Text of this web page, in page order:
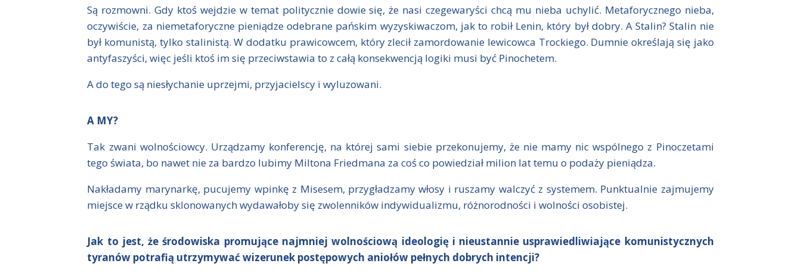
Są rozmowni. Gdy ktoś wejdzie w temat politycznie dowie się, że nasi czegewaryści chcą mu nieba uchylić. Metaforycznego nieba,
oczywiście, za niemetaforyczne pieniądze odebrane pańskim wyzyskiwaczom, jak to robił Lenin, który był dobry. A Stalin? Stalin nie
był komunistą, tylko stalinistą. W dodatku prawicowcem, który zlecił zamordowanie lewicowca Trockiego. Dumnie określają się jako
antyfaszyści, więc jeśli ktoś im się przeciwstawia to z całą konsekwencją logiki musi być Pinochetem.
A do tego są niesłychanie uprzejmi, przyjacielscy i wyluzowani.
A MY?
Tak zwani wolnościowcy. Urządzamy konferencję, na której sami siebie przekonujemy, że nie mamy nic wspólnego z Pinoczetami
tego świata, bo nawet nie za bardzo lubimy Miltona Friedmana za coś co powiedział milion lat temu o podaży pieniądza.
Nakładamy marynarkę, pucujemy wpinkę z Misesem, przygładzamy włosy i ruszamy walczyć z systemem. Punktualnie zajmujemy
miejsce w rządku sklonowanych wydawałoby się zwolenników indywidualizmu, różnorodności i wolności osobistej.
Jak to jest, że środowiska promujące najmniej wolnościową ideologię i nieustannie usprawiedliwiające komunistycznych
tyranów potrafią utrzymywać wizerunek postępowych aniołów pełnych dobrych intencji?